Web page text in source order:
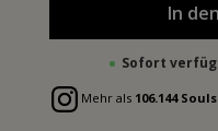
In
Sofort
Mehr als 106.144